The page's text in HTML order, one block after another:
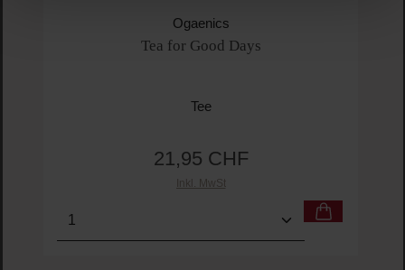
Ogaenics
Tea for Good Days
Tee
Regulärer Preis:
21,95 CHF
Inkl. MwSt
Produkt Anzahl: Gib den gewünschten Wert